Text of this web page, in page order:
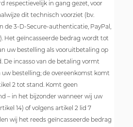
respectievelijk in gang gezet, voor
dit technisch voorziet (bv.
de 3-D-Secure-authenticatie, PayPal,
Het geïncasseerde bedrag wordt tot
uw bestelling als vooruitbetaling op
De incasso van de betaling vormt
uw bestelling; de overeenkomst komt
2 tot stand. Komt geen
– in het bijzonder wanneer wij uw
14) of volgens artikel 2 lid 7
wij het reeds geïncasseerde bedrag